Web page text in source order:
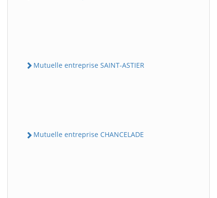
Mutuelle entreprise SAINT-ASTIER
Mutuelle entreprise CHANCELADE